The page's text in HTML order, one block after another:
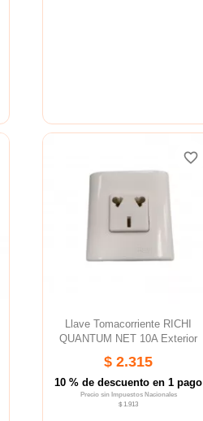
Llave Tomacorriente RICHI
QUANTUM NET 10A Exterior
$ 2.315
10 % de descuento en 1 pago
Precio sin Impuestos Nacionales
$ 1.913
favorite_border
favorite_border
favorite_border